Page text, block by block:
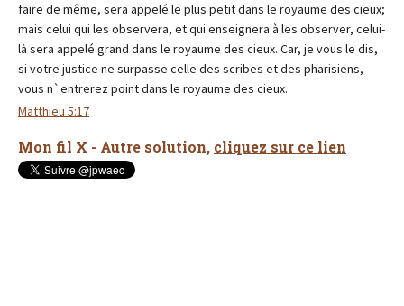
faire de même, sera appelé le plus petit dans le royaume des cieux;
mais celui qui les observera, et qui enseignera à les observer, celui-
là sera appelé grand dans le royaume des cieux. Car, je vous le dis,
si votre justice ne surpasse celle des scribes et des pharisiens,
vous n`entrerez point dans le royaume des cieux.
Matthieu 5:17
Mon fil X - Autre solution, cliquez sur ce lien